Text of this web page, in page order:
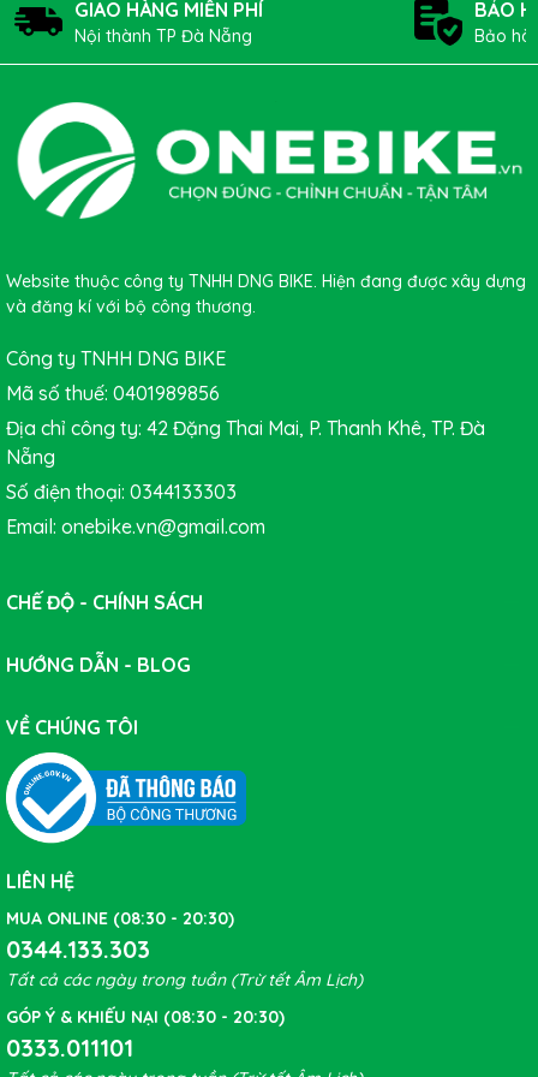
– Sport
Type
MTB, Road Bike, City Bike, tất cả dòng xe.
lượng
Thương
hiệu -
Brand
SCHWALBE
Xuất xứ
đổi mà không cần thông báo trước cho người dùng bởi
hãng sản xuất sẽ có những mặt hàng thay thế tương tự.
Xem thêm>>
GIAO HÀNG MIỄN PHÍ
Nội thành TP Đà Nẵng
BẢO
Bảo
Website thuộc công ty TNHH DNG BIKE. Hiện đang được xây dựng
và đăng kí với bộ công thương.
Công ty TNHH DNG BIKE
Mã số thuế: 0401989856
Địa chỉ công ty: 42 Đặng Thai Mai, P. Thanh Khê, TP. Đà
Nẵng
Số điện thoại: 0344133303
Email: onebike.vn@gmail.com
CHẾ ĐỘ - CHÍNH SÁCH
HƯỚNG DẪN - BLOG
VỀ CHÚNG TÔI
LIÊN HỆ
MUA ONLINE (08:30 - 20:30)
0344.133.303
Tất cả các ngày trong tuần (Trừ tết Âm Lịch)
GÓP Ý & KHIẾU NẠI (08:30 - 20:30)
0333.011101